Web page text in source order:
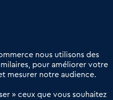
nous utilisons des
pour améliorer votre
mesurer notre audience.
» ceux que vous souhaitez